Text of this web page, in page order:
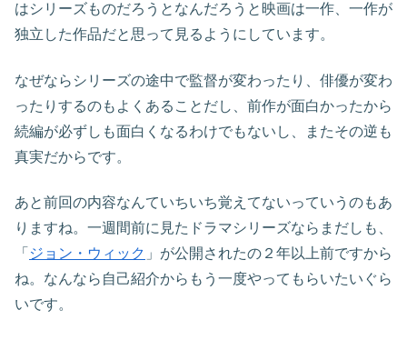
はシリーズものだろうとなんだろうと映画は一作、一作が
独立した作品だと思って見るようにしています。
なぜならシリーズの途中で監督が変わったり、俳優が変わ
ったりするのもよくあることだし、前作が面白かったから
続編が必ずしも面白くなるわけでもないし、またその逆も
真実だからです。
あと前回の内容なんていちいち覚えてないっていうのもあ
りますね。一週間前に見たドラマシリーズならまだしも、
「 ジョン・ウィック 」が公開されたの２年以上前ですから
ね。なんなら自己紹介からもう一度やってもらいたいぐら
いです。